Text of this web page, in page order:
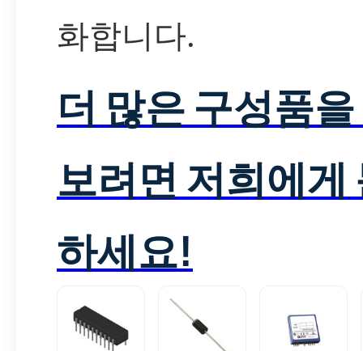
화합니다.
더 많은 구성품
보려면 저희에게
하세요!